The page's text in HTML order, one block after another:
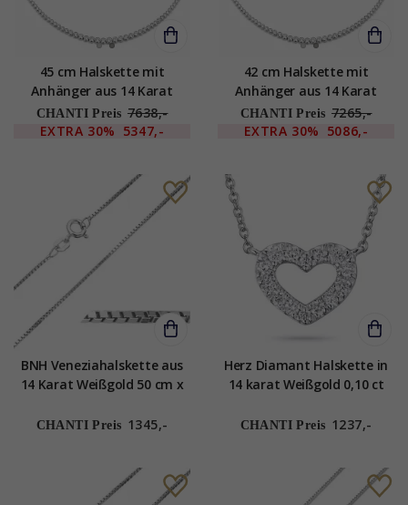
45 cm Halskette mit
Anhänger aus 14 Karat
Weißgold 6,02 ct
CHANTI Preis 7638,-
EXTRA 30% 5347,-
42 cm Halskette mit
Anhänger aus 14 Karat
Weißgold 5,76 ct
CHANTI Preis 7265,-
EXTRA 30% 5086,-
BNH Veneziahalskette aus
14 Karat Weißgold 50 cm x
CHANTI Preis 1345,-
Herz Diamant Halskette in
14 karat Weißgold 0,10 ct
CHANTI Preis 1237,-